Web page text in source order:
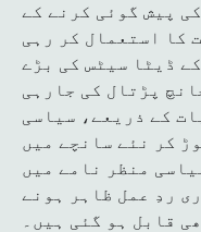
پیش گوئی کرنے کے
کا استعمال کر رہی
ڈیٹا سیٹس کی بڑے
پڑتال کی جارہی
کے ذریعے، سیاسی
کر نئے سانچے میں
منظر نامے میں
ردِ عمل ظاہر ہونے
قابل ہو گئی ہیں۔